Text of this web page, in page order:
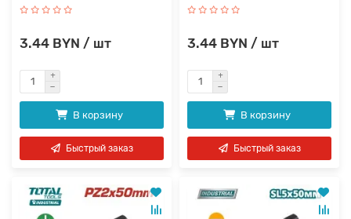
3.44 BYN / шт
В корзину
Быстрый заказ
3.44 BYN / шт
В корзину
Быстрый заказ